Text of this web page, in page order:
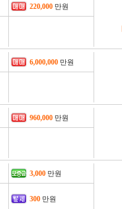
220,000 만원
6,000,000 만원
960,000 만원
3,000 만원
300 만원